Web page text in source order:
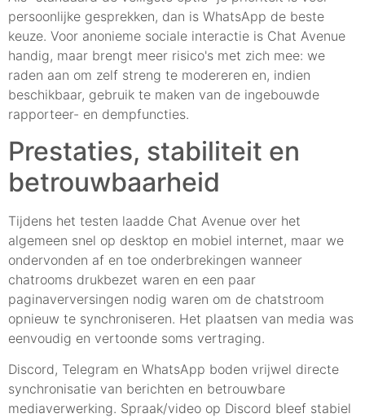
persoonlijke gesprekken, dan is WhatsApp de beste
keuze. Voor anonieme sociale interactie is Chat Avenue
handig, maar brengt meer risico's met zich mee: we
raden aan om zelf streng te modereren en, indien
beschikbaar, gebruik te maken van de ingebouwde
rapporteer- en dempfuncties.
Prestaties, stabiliteit en
betrouwbaarheid
Tijdens het testen laadde Chat Avenue over het
algemeen snel op desktop en mobiel internet, maar we
ondervonden af en toe onderbrekingen wanneer
chatrooms drukbezet waren en een paar
paginaverversingen nodig waren om de chatstroom
opnieuw te synchroniseren. Het plaatsen van media was
eenvoudig en vertoonde soms vertraging.
Discord, Telegram en WhatsApp boden vrijwel directe
synchronisatie van berichten en betrouwbare
mediaverwerking. Spraak/video op Discord bleef stabiel